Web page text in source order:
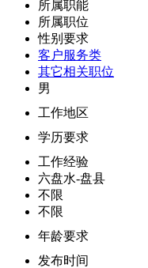
所属职能
所属职位
性别要求
客户服务类
其它相关职位
男
工作地区
学历要求
工作经验
六盘水-盘县
不限
不限
年龄要求
发布时间